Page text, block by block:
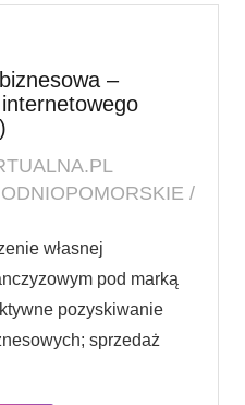
–
/
własnej
pod marką
pozyskiwanie
sprzedaż